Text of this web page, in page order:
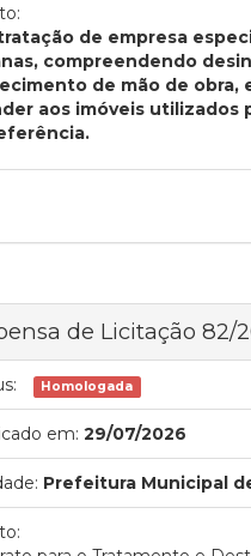
de empresa
compreendendo
de mão de obra,
aos imóveis utilizados
de Licitação 82/
Homologada
em: 29/07/2026
Prefeitura Municipal